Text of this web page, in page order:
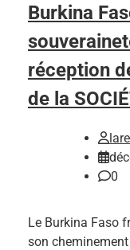
Burkina
réception
de la
0
Le Burkina Faso
son